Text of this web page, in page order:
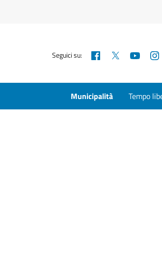
Seguici su: Facebook
Municipalità Tempo